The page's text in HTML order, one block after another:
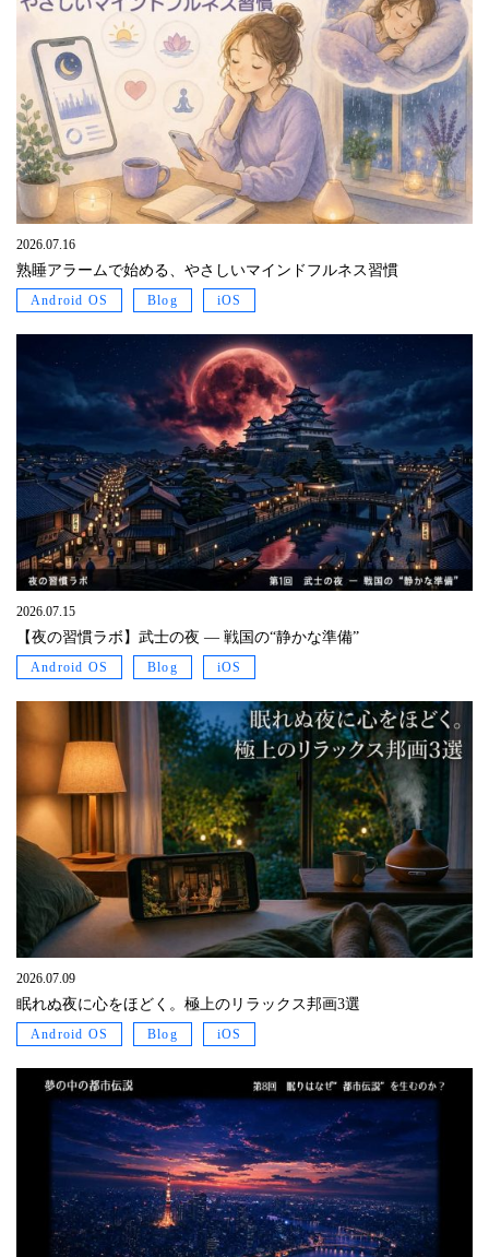
2026.07.16
熟睡アラームで始める、やさしいマインドフルネス習慣
Android OS Blog iOS
2026.07.15
【夜の習慣ラボ】武士の夜 ― 戦国の“静かな準備”
Android OS Blog iOS
2026.07.09
眠れぬ夜に心をほどく。極上のリラックス邦画3選
Android OS Blog iOS